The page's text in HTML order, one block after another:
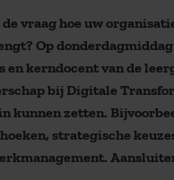
vraag hoe uw
Op
kerndocent van de
bij Digitale
kunnen zetten.
strategische